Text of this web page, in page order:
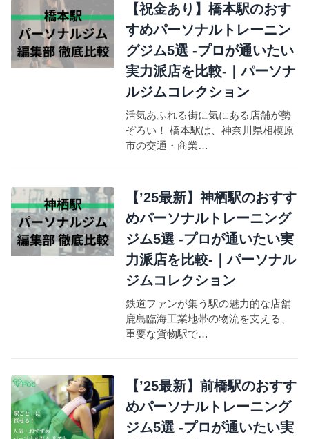
【祝金あり】橋本駅のおす
すめパーソナルトレーニン
グジム5選 -プロが通いたい
実力派店を比較-｜パーソナ
ルジムコレクション
活気あふれる街に気にある店舗が勢
ぞろい！ 橋本駅は、神奈川県相模原
市の交通・商業…
【’25最新】神栖駅のおすす
めパーソナルトレーニング
ジム5選 -プロが通いたい実
力派店を比較-｜パーソナル
ジムコレクション
鉄道ファンが集う駅の魅力的な店舗
鹿島臨海工業地帯の物流を支える、
重要な貨物駅で…
【’25最新】前橋駅のおすす
めパーソナルトレーニング
ジム5選 -プロが通いたい実